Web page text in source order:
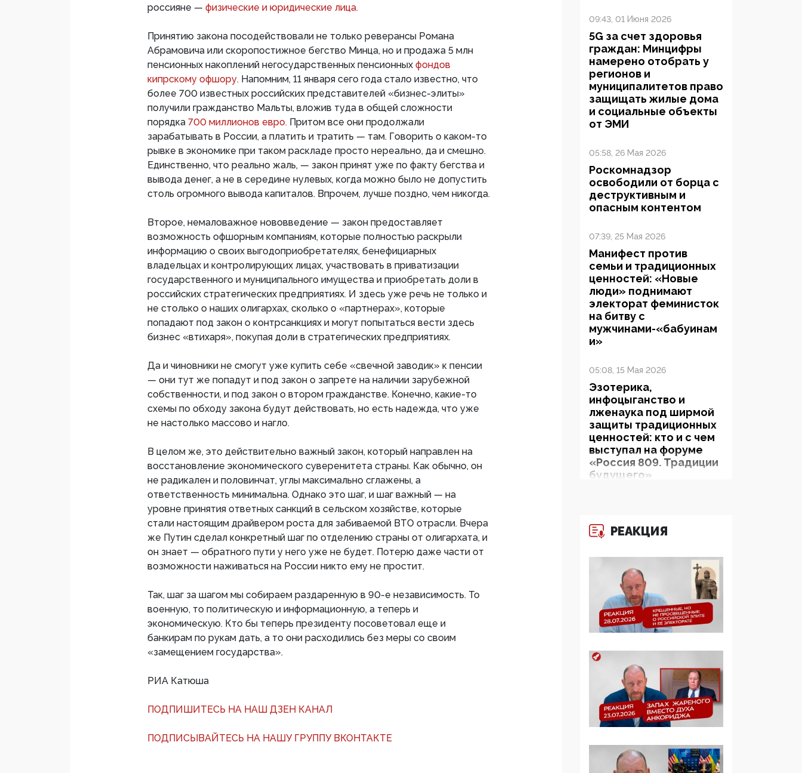
россияне — физические и юридические лица.
Принятию закона посодействовали не только реверансы Романа
Абрамовича или скоропостижное бегство Минца, но и продажа 5 млн
пенсионных накоплений негосударственных пенсионных фондов
кипрскому офшору. Напомним, 11 января сего года стало известно, что
более 700 известных российских представителей «бизнес-элиты»
получили гражданство Мальты, вложив туда в общей сложности
порядка 700 миллионов евро. Притом все они продолжали
зарабатывать в России, а платить и тратить — там. Говорить о каком-то
рывке в экономике при таком раскладе просто нереально, да и смешно.
Единственно, что реально жаль, — закон принят уже по факту бегства и
вывода денег, а не в середине нулевых, когда можно было не допустить
столь огромного вывода капиталов. Впрочем, лучше поздно, чем никогда.
Второе, немаловажное нововведение — закон предоставляет
возможность офшорным компаниям, которые полностью раскрыли
информацию о своих выгодоприобретателях, бенефициарных
владельцах и контролирующих лицах, участвовать в приватизации
государственного и муниципального имущества и приобретать доли в
российских стратегических предприятиях. И здесь уже речь не только и
не столько о наших олигархах, сколько о «партнерах», которые
попадают под закон о контрсанкциях и могут попытаться вести здесь
бизнес «втихаря», покупая доли в стратегических предприятиях.
Да и чиновники не смогут уже купить себе «свечной заводик» к пенсии
— они тут же попадут и под закон о запрете на наличии зарубежной
собственности, и под закон о втором гражданстве. Конечно, какие-то
схемы по обходу закона будут действовать, но есть надежда, что уже
не настолько массово и нагло.
В целом же, это действительно важный закон, который направлен на
восстановление экономического суверенитета страны. Как обычно, он
не радикален и половинчат, углы максимально сглажены, а
ответственность минимальна. Однако это шаг, и шаг важный — на
уровне принятия ответных санкций в сельском хозяйстве, которые
стали настоящим драйвером роста для забиваемой ВТО отрасли. Вчера
же Путин сделал конкретный шаг по отделению страны от олигархата, и
он знает — обратного пути у него уже не будет. Потерю даже части от
возможности наживаться на России никто ему не простит.
Так, шаг за шагом мы собираем раздаренную в 90-е независимость. То
военную, то политическую и информационную, а теперь и
экономическую. Кто бы теперь президенту посоветовал еще и
банкирам по рукам дать, а то они расходились без меры со своим
«замещением государства».
РИА Катюша
ПОДПИШИТЕСЬ НА НАШ ДЗЕН КАНАЛ
ПОДПИСЫВАЙТЕСЬ НА НАШУ ГРУППУ ВКОНТАКТЕ
09:43, 01 Июня 2026
5G за счет здоровья
граждан: Минцифры
намерено отобрать у
регионов и
муниципалитетов право
защищать жилые дома
и социальные объекты
от ЭМИ
05:58, 26 Мая 2026
Роскомнадзор
освободили от борца с
деструктивным и
опасным контентом
07:39, 25 Мая 2026
Манифест против
семьи и традиционных
ценностей: «Новые
люди» поднимают
электорат феминисток
на битву с
мужчинами-«бабуинам
и»
05:08, 15 Мая 2026
Эзотерика,
инфоцыганство и
лженаука под ширмой
защиты традиционных
ценностей: кто и с чем
выступал на форуме
«Россия 809. Традиции
будущего»
Симулякр патриотизма
и благолепия:
среди молодежи снова
отдана на откуп
«движперам»
03:35, 25 Апреля 2026
120 лет
институт
народовластия
превратился в «чего
изволите» для
Правительства и АП
Социальный фонд
России – пионер
РЕАКЦИЯ